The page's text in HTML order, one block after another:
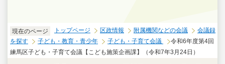
現在のページ トップページ 区政情報 附属機関などの会議
会議録
を探す
子ども・教育・青少年 子ども・子育て会議
令和6年度第4回
練馬区子ども・子育て会議【こども施策企画課】（令和7年3月24日）